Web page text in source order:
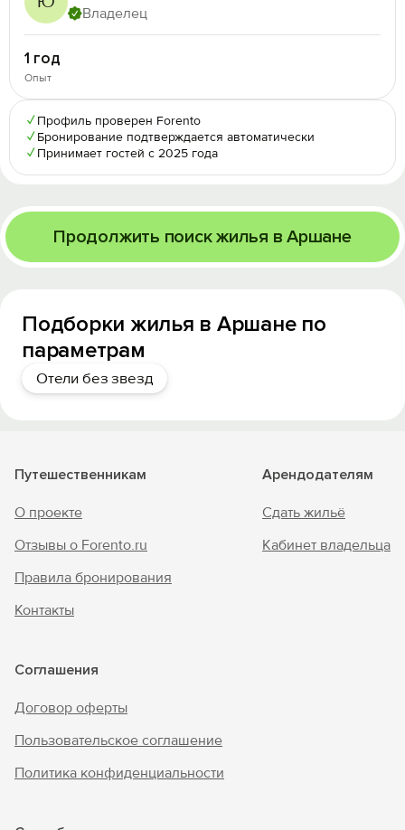
Владелец
1 год
Опыт
✓ Профиль проверен Forento
✓ Бронирование подтверждается автоматически
✓ Принимает гостей с 2025 года
Продолжить поиск жилья в Аршане
Подборки жилья в Аршане по
параметрам
Отели без звезд
Путешественникам
О проекте
Отзывы о Forento.ru
Правила бронирования
Контакты
Арендодателям
Сдать жильё
Кабинет владельца
Соглашения
Договор оферты
Пользовательское соглашение
Политика конфиденциальности